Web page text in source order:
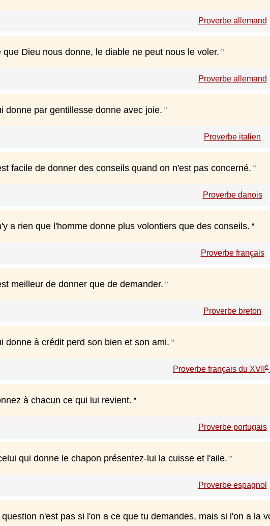
Proverbe allemand
que Dieu nous donne, le diable ne peut nous le voler.
Proverbe allemand
donne par gentillesse donne avec joie.
Proverbe italien
facile de donner des conseils quand on n'est pas concerné.
Proverbe danois
a rien que l'homme donne plus volontiers que des conseils.
Proverbe français
meilleur de donner que de demander.
Proverbe breton
donne à crédit perd son bien et son ami.
Proverbe français du XVII e
à chacun ce qui lui revient.
Proverbe portugais
qui donne le chapon présentez-lui la cuisse et l'aile.
Proverbe espagnol
question n'est pas si l'on a ce que tu demandes, mais si l'on a la